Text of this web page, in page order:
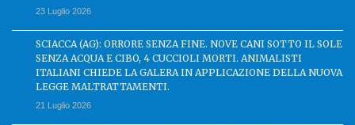
23 Luglio 2026
SCIACCA (AG): ORRORE SENZA FINE. NOVE CANI SOTTO IL SOLE
SENZA ACQUA E CIBO, 4 CUCCIOLI MORTI. ANIMALISTI
ITALIANI CHIEDE LA GALERA IN APPLICAZIONE DELLA NUOVA
LEGGE MALTRATTAMENTI.
21 Luglio 2026